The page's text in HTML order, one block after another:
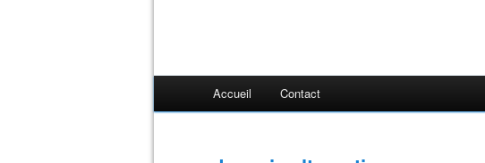
Accueil Contact